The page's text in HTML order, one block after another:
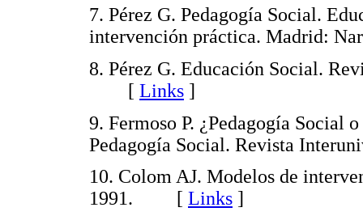
7. Pérez G. Pedagogía Social.
intervención práctica. Madrid:
8. Pérez G. Educación Social.
[ Links ]
9. Fermoso P. ¿Pedagogía Social
Pedagogía Social. Revista
10. Colom AJ. Modelos de
1991. [ Links ]